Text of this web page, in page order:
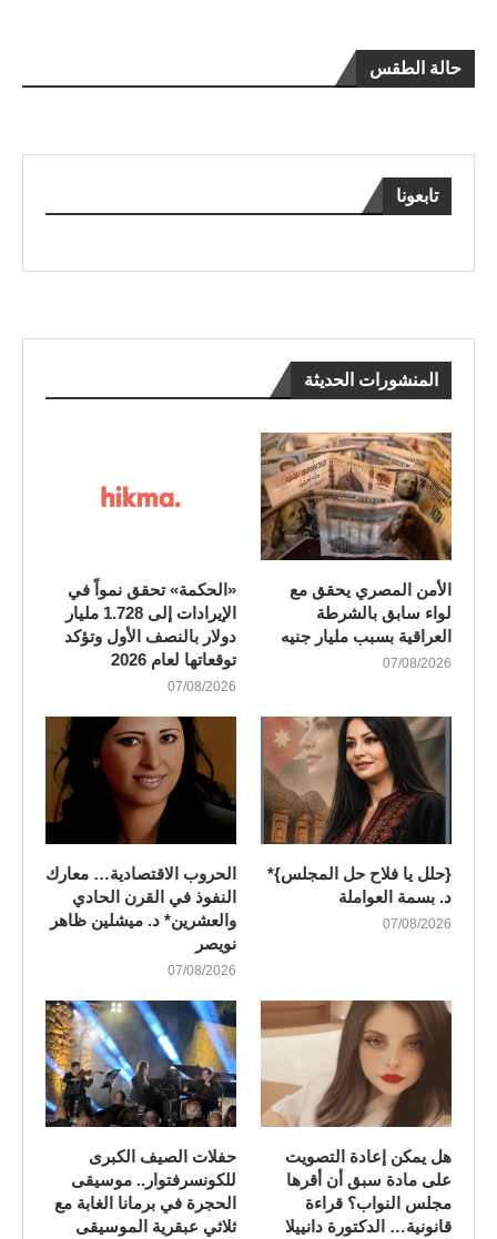
حالة الطقس
تابعونا
المنشورات الحديثة
الأمن المصري يحقق مع
لواء سابق بالشرطة
العراقية بسبب مليار جنيه
07/08/2026
«الحكمة» تحقق نمواً في
الإيرادات إلى 1.728 مليار
دولار بالنصف الأول وتؤكد
توقعاتها لعام 2026
07/08/2026
{حلل يا فلاح حل المجلس}*
د. بسمة العواملة
07/08/2026
الحروب الاقتصادية… معارك
النفوذ في القرن الحادي
والعشرين* د. ميشلين ظاهر
نويصر
07/08/2026
هل يمكن إعادة التصويت
على مادة سبق أن أقرها
مجلس النواب؟ قراءة
قانونية… الدكتورة دانييلا
​حفلات الصيف الكبرى
للكونسرفتوار.. موسيقى
الحجرة في برمانا الغابة مع
ثلاثي عبقرية الموسيقى